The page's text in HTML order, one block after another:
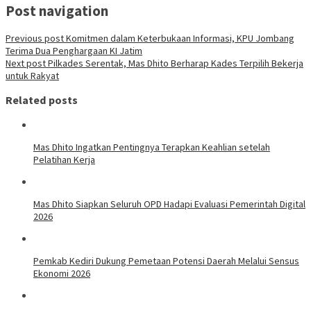
Post navigation
Previous postKomitmen dalam Keterbukaan Informasi, KPU Jombang
Terima Dua Penghargaan KI Jatim
Next postPilkades Serentak, Mas Dhito Berharap Kades Terpilih Bekerja
untuk Rakyat
Related posts
Mas Dhito Ingatkan Pentingnya Terapkan Keahlian setelah
Pelatihan Kerja
Mas Dhito Siapkan Seluruh OPD Hadapi Evaluasi Pemerintah Digital
2026
Pemkab Kediri Dukung Pemetaan Potensi Daerah Melalui Sensus
Ekonomi 2026